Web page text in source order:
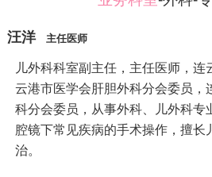
汪洋 主任医师
儿外科科室副主任，主任医师，
云港市医学会肝胆外科分会委员，
科分会委员，从事外科、儿外科专
腔镜下常见疾病的手术操作，擅长
治。